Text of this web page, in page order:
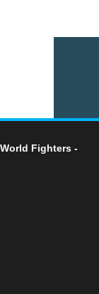
Fighters -